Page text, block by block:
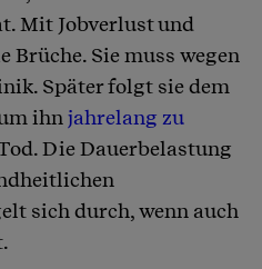
Mit Jobverlust und
Brüche. Sie muss wegen
Später folgt sie dem
ihn jahrelang zu
Die Dauerbelastung
sich durch, wenn auch